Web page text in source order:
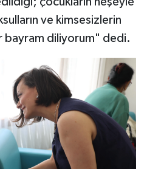
ve kimsesizlerin
bayram diliyorum" dedi.